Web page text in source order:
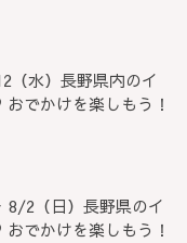
（水）長野県内のイ
でかけを楽しもう！
8/2（日）長野県のイ
でかけを楽しもう！